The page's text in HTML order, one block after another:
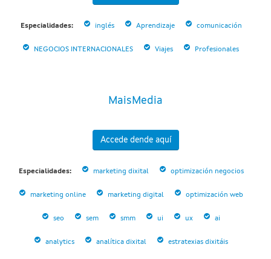
Especialidades: inglés Aprendizaje comunicación
NEGOCIOS INTERNACIONALES Viajes Profesionales
MaisMedia
Accede dende aquí
Especialidades: marketing dixital optimización negocios
marketing online marketing digital optimización web
seo sem smm ui ux ai
analytics analítica dixital estratexias dixitáis